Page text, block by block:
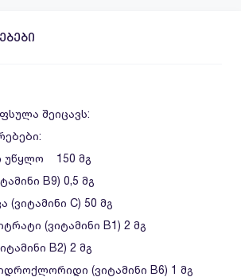
შეიცავს:
უწყლო 150 მგ
B9) 0,5 მგ
(ვიტამინი C) 50 მგ
(ვიტამინი B1) 2 მგ
B2) 2 მგ
(ვიტამინი B6) 1 მგ